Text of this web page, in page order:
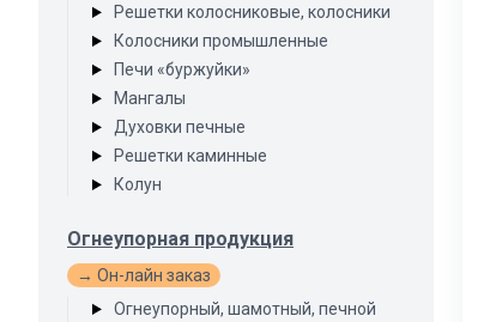
Решетки колосниковые, колосники
Колосники промышленные
Печи «буржуйки»
Мангалы
Духовки печные
Решетки каминные
Колун
Огнеупорная продукция
→ Он-лайн заказ
Огнеупорный, шамотный, печной